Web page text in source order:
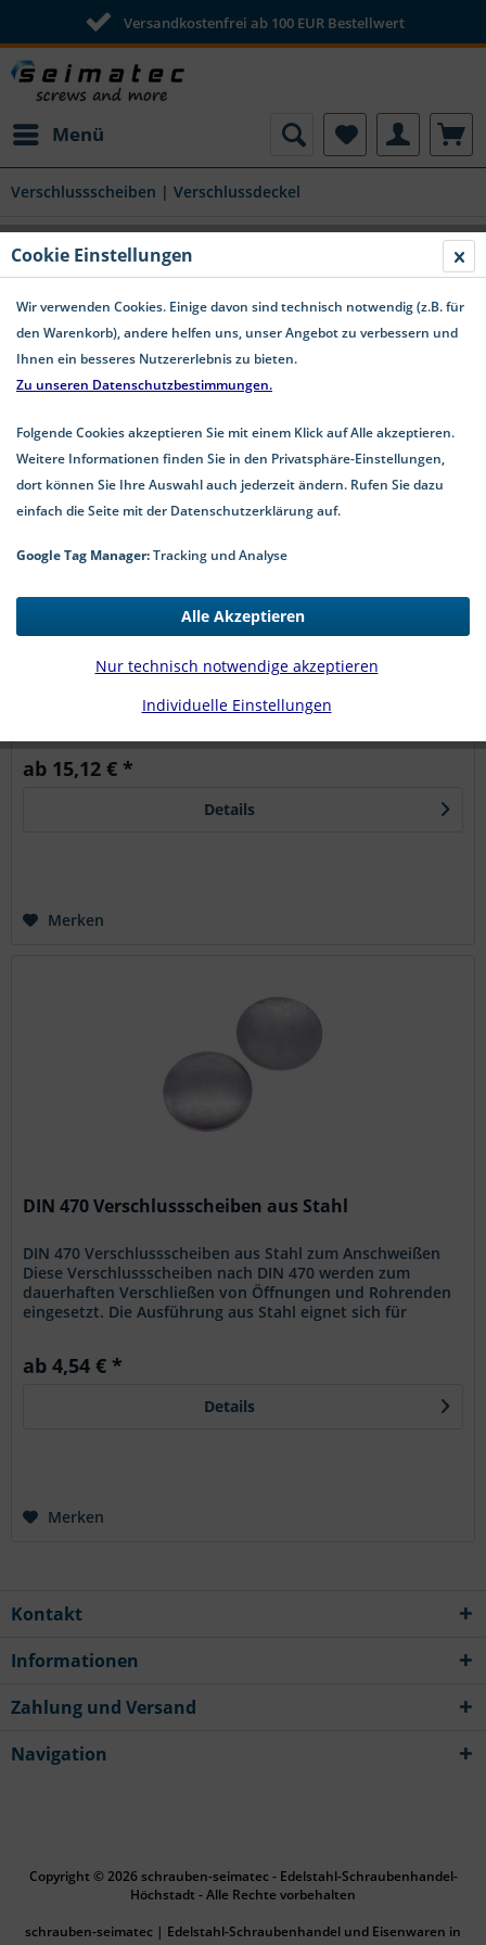
Versandkostenfrei ab 100 EUR Bestellwert
Menü
Verschlussscheiben | Verschlussdeckel
DIN 443 Verschlussdeckel zum eindrücken Stahl
DIN 443 Verschlussdeckel zum Eindrücken aus Stahl Diese
Verschlussdeckel nach DIN 443 aus Stahl eignen sich zum
Verschließen von Bohrungen und Öffnungen in
verschiedenen technischen Anwendungen. Die Ausführung
ab 15,12 € *
Details
Merken
DIN 470 Verschlussscheiben aus Stahl
DIN 470 Verschlussscheiben aus Stahl zum Anschweißen
Diese Verschlussscheiben nach DIN 470 werden zum
dauerhaften Verschließen von Öffnungen und Rohrenden
eingesetzt. Die Ausführung aus Stahl eignet sich für
ab 4,54 € *
Details
Merken
Kontakt
Informationen
Zahlung und Versand
Navigation
Copyright © 2026 schrauben-seimatec - Edelstahl-Schraubenhandel-
Höchstadt - Alle Rechte vorbehalten
schrauben-seimatec | Edelstahl-Schraubenhandel und Eisenwaren in
Cookie Einstellungen
Wir verwenden Cookies. Einige davon sind technisch notwendig (z.B. für
den Warenkorb), andere helfen uns, unser Angebot zu verbessern und
Ihnen ein besseres Nutzererlebnis zu bieten.
Zu unseren Datenschutzbestimmungen.
Folgende Cookies akzeptieren Sie mit einem Klick auf Alle akzeptieren.
Weitere Informationen finden Sie in den Privatsphäre-Einstellungen,
dort können Sie Ihre Auswahl auch jederzeit ändern. Rufen Sie dazu
einfach die Seite mit der Datenschutzerklärung auf.
Google Tag Manager:Tracking und Analyse
Individuelle Einstellungen
Nur technisch notwendige akzeptieren
Alle Akzeptieren